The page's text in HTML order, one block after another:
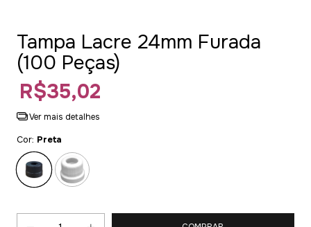
Tampa Lacre 24mm Furada
(100 Peças)
R$35,02
Ver mais detalhes
Cor: Preta